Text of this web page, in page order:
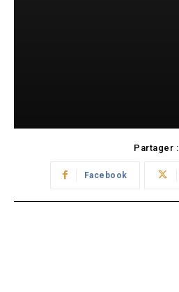
Partager :
Facebook